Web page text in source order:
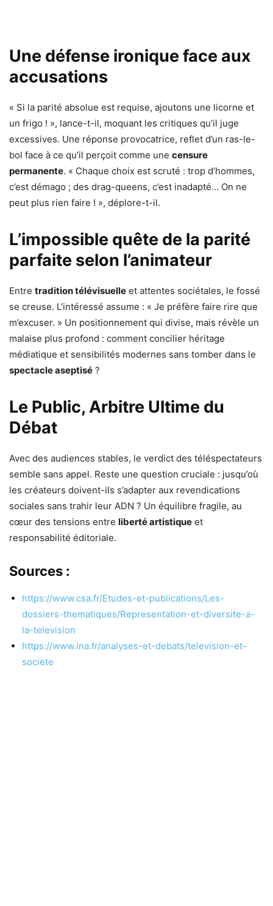
Une défense ironique face aux
accusations
« Si la parité absolue est requise, ajoutons une licorne et
un frigo ! », lance-t-il, moquant les critiques qu’il juge
excessives. Une réponse provocatrice, reflet d’un ras-le-
bol face à ce qu’il perçoit comme une censure
permanente. « Chaque choix est scruté : trop d’hommes,
c’est démago ; des drag-queens, c’est inadapté… On ne
peut plus rien faire ! », déplore-t-il.
L’impossible quête de la parité
parfaite selon l’animateur
Entre tradition télévisuelle et attentes sociétales, le fossé
se creuse. L’intéressé assume : « Je préfère faire rire que
m’excuser. » Un positionnement qui divise, mais révèle un
malaise plus profond : comment concilier héritage
médiatique et sensibilités modernes sans tomber dans le
spectacle aseptisé ?
Le Public, Arbitre Ultime du
Débat
Avec des audiences stables, le verdict des téléspectateurs
semble sans appel. Reste une question cruciale : jusqu’où
les créateurs doivent-ils s’adapter aux revendications
sociales sans trahir leur ADN ? Un équilibre fragile, au
cœur des tensions entre liberté artistique et
responsabilité éditoriale.
Sources :
https://www.csa.fr/Etudes-et-publications/Les-
dossiers-thematiques/Representation-et-diversite-a-
la-television
https://www.ina.fr/analyses-et-debats/television-et-
societe